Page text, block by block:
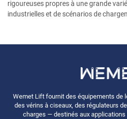
rigoureuses propres à une grande
industrielles et de scénarios de
Wemet Lift fournit des équipements de
des vérins à ciseaux, des régulateurs
charges — destinés aux